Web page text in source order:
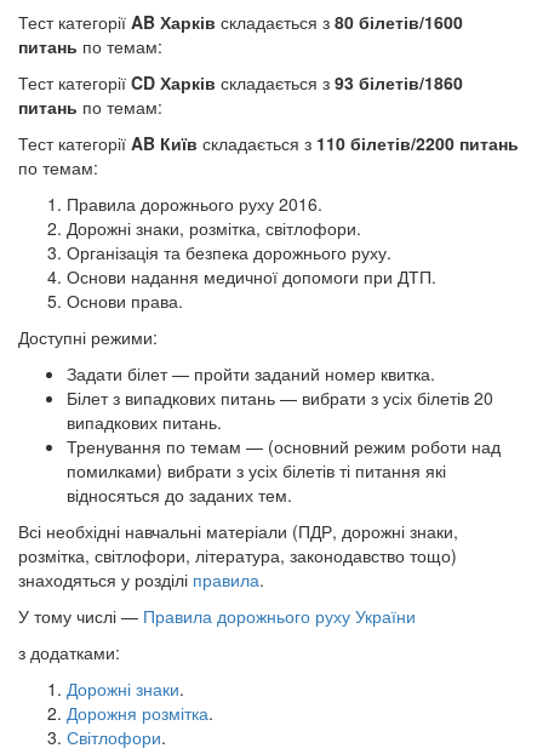
Тест категорії AB Харків складається з 80 білетів/1600
питань по темам:
Тест категорії CD Харків складається з 93 білетів/1860
питань по темам:
Тест категорії AB Київ складається з 110 білетів/2200 питань
по темам:
Правила дорожнього руху 2016.
Дорожні знаки, розмітка, світлофори.
Організація та безпека дорожнього руху.
Основи надання медичної допомоги при ДТП.
Основи права.
Доступні режими:
Задати білет — пройти заданий номер квитка.
Білет з випадкових питань — вибрати з усіх білетів 20
випадкових питань.
Тренування по темам — (основний режим роботи над
помилками) вибрати з усіх білетів ті питання які
відносяться до заданих тем.
Всі необхідні навчальні матеріали (ПДР, дорожні знаки,
розмітка, світлофори, література, законодавство тощо)
знаходяться у розділі правила.
У тому числі — Правила дорожнього руху України
з додатками:
Дорожні знаки.
Дорожня розмітка.
Світлофори.